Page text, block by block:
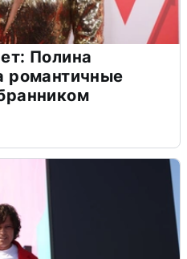
Полина
романтичные